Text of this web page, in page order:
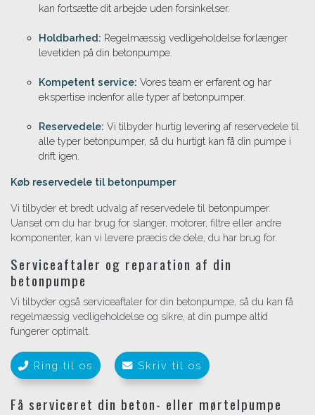
kan fortsætte dit arbejde uden forsinkelser.
Holdbarhed: Regelmæssig vedligeholdelse forlænger
levetiden på din betonpumpe.
Kompetent service: Vores team er erfarent og har
ekspertise indenfor alle typer af betonpumper.
Reservedele: Vi tilbyder hurtig levering af reservedele til
alle typer betonpumper, så du hurtigt kan få din pumpe i
drift igen.
Køb reservedele til betonpumper
Vi tilbyder et bredt udvalg af reservedele til betonpumper.
Uanset om du har brug for slanger, motorer, filtre eller andre
komponenter, kan vi levere præcis de dele, du har brug for.
Serviceaftaler og reparation af din
betonpumpe
Vi tilbyder også serviceaftaler for din betonpumpe, så du kan få
regelmæssig vedligeholdelse og sikre, at din pumpe altid
fungerer optimalt.
Ring til os Skriv til os
Få serviceret din beton- eller mørtelpumpe